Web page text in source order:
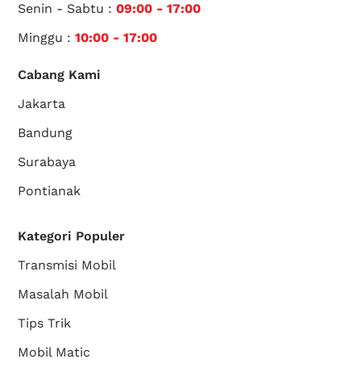
Senin - Sabtu :09:00 - 17:00
Minggu :10:00 - 17:00
Cabang Kami
Jakarta
Bandung
Surabaya
Pontianak
Kategori Populer
Transmisi Mobil
Masalah Mobil
Tips Trik
Mobil Matic